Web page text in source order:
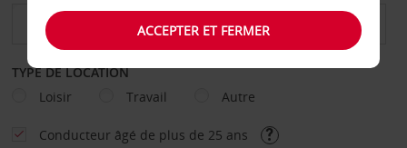
TYPE DE LOCATION
Loisir
Travail Autre
Conducteur âgé de plus de 25 ans
ACCEPTER ET FERMER